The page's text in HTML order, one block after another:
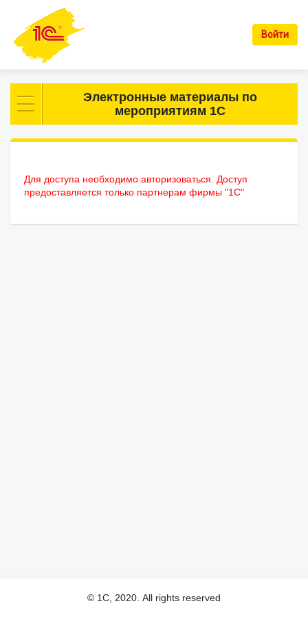
Войти
Электронные материалы по
мероприятиям 1С
Для доступа необходимо авторизоваться. Доступ
предоставляется только партнерам фирмы "1С"
© 1С, 2020. All rights reserved